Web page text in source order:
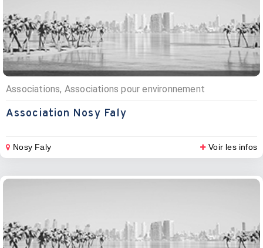
Associations, Associations pour environnement
Association Nosy Faly
Nosy Faly Voir les infos